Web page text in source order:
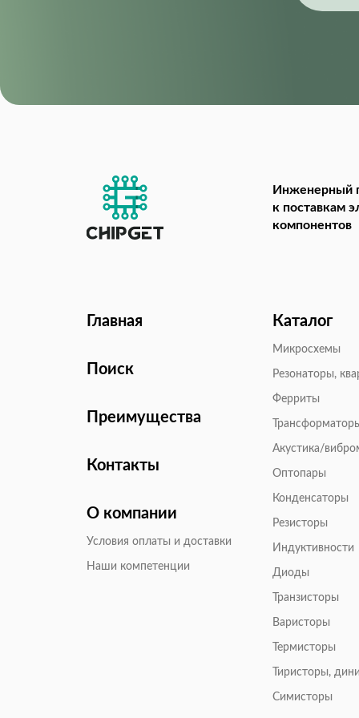
Инженерный
к поставкам
компонентов
Главная
Поиск
Преимущества
Контакты
О компании
Условия оплаты и доставки
Наши компетенции
Каталог
Микросхемы
Резонаторы,
Ферриты
Акустика/
Оптопары
Конденсаторы
Резисторы
Индуктивности
Диоды
Транзисторы
Варисторы
Термисторы
Тиристоры,
Симисторы